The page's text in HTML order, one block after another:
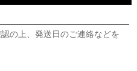
の上、発送日のご連絡などを